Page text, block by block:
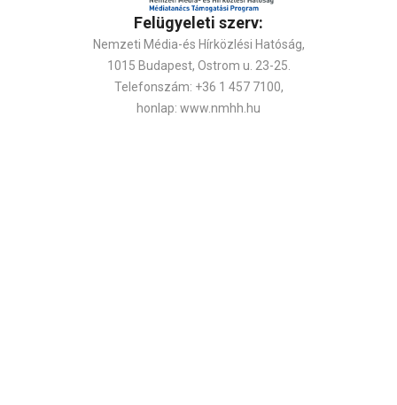
Felügyeleti szerv:
Nemzeti Média-és Hírközlési Hatóság,
1015 Budapest, Ostrom u. 23-25.
Telefonszám: +36 1 457 7100,
honlap: www.nmhh.hu